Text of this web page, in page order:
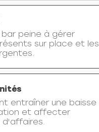
peine à gérer
sur place et les
entraîner une baisse
et affecter